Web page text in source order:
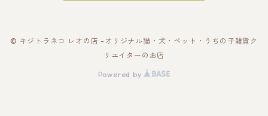
© キジトラネコ レオの店 -オリジナル猫・犬・ペット・うちの子雑貨ク
リエイターのお店
Powered by